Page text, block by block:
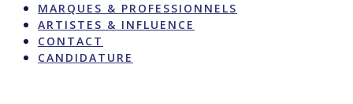
MARQUES & PROFESSIONNELS
ARTISTES & INFLUENCE
CONTACT
CANDIDATURE